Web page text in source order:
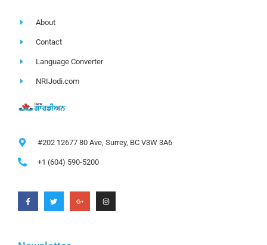
About
Contact
Language Converter
NRIJodi.com
#202 12677 80 Ave, Surrey, BC V3W 3A6
+1 (604) 590-5200